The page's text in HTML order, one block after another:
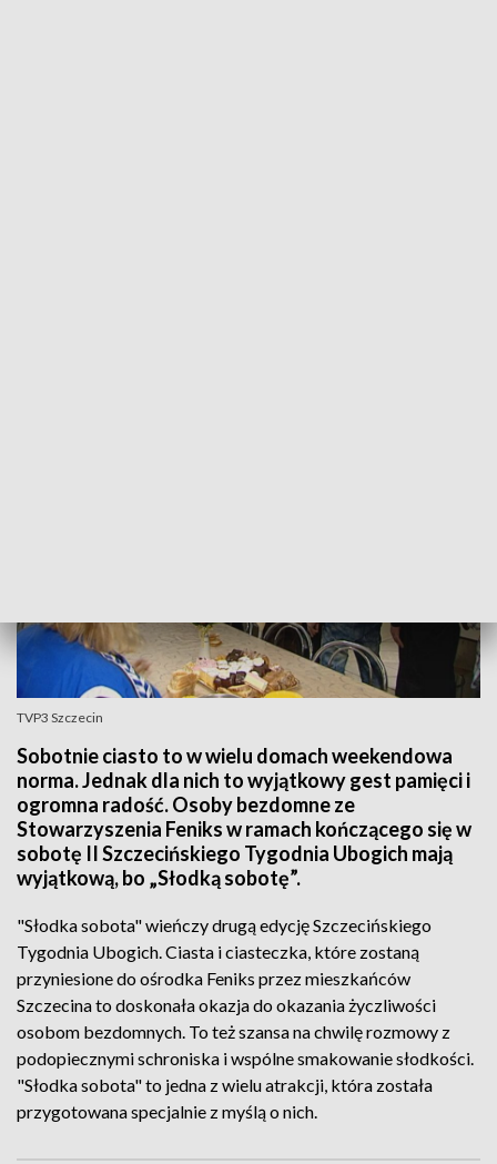
TVP3 Szczecin
Sobotnie ciasto to w wielu domach weekendowa
norma. Jednak dla nich to wyjątkowy gest pamięci i
ogromna radość. Osoby bezdomne ze
Stowarzyszenia Feniks w ramach kończącego się w
sobotę II Szczecińskiego Tygodnia Ubogich mają
wyjątkową, bo „Słodką sobotę”.
"Słodka sobota" wieńczy drugą edycję Szczecińskiego
Tygodnia Ubogich. Ciasta i ciasteczka, które zostaną
przyniesione do ośrodka Feniks przez mieszkańców
Szczecina to doskonała okazja do okazania życzliwości
osobom bezdomnych. To też szansa na chwilę rozmowy z
podopiecznymi schroniska i wspólne smakowanie słodkości.
"Słodka sobota" to jedna z wielu atrakcji, która została
przygotowana specjalnie z myślą o nich.